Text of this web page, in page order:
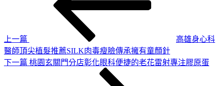
上一篇
高雄身心科
醫師頂尖植髮推薦SILK肉毒瘦臉傳承擁有童顏針
下
下一篇 桃園玄關門分店彰化眼科便捷的老花雷射專注膠原蛋